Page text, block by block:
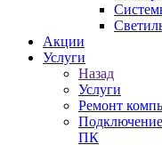
Акции
Услуги
Назад
Услуги
Ремонт
Подключение
ПК